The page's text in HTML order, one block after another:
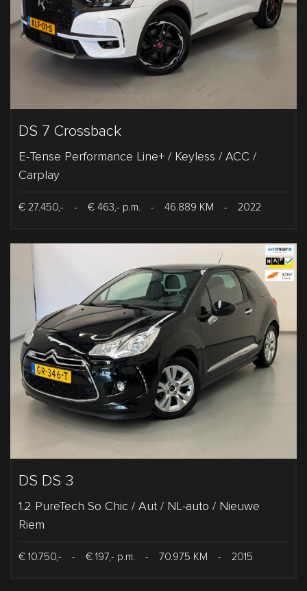
DS 7 Crossback
E-Tense Performance Line+ / Keyless / ACC /
Carplay
€ 27.450,- - € 463,- p.m. - 46.889 KM - 2022
DS DS 3
1.2 PureTech So Chic / Aut / NL-auto / Nieuwe
Riem
€ 10.750,- - € 197,- p.m. - 70.975 KM - 2015